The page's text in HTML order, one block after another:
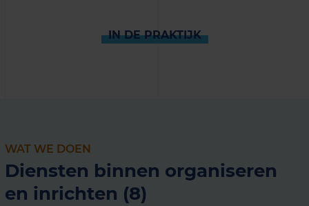
IN DE PRAKTIJK
WAT WE DOEN
Diensten binnen organiseren
en inrichten (8)